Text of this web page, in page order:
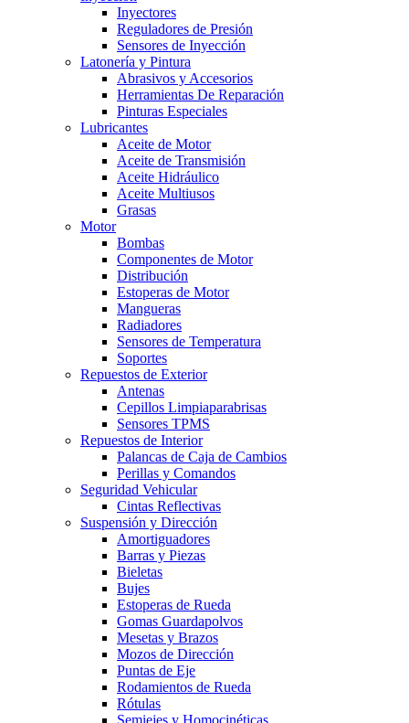
Inyectores
Reguladores de Presión
Sensores de Inyección
Latonería y Pintura
Abrasivos y Accesorios
Herramientas De Reparación
Pinturas Especiales
Lubricantes
Aceite de Motor
Aceite de Transmisión
Aceite Hidráulico
Aceite Multiusos
Grasas
Motor
Bombas
Componentes de Motor
Distribución
Estoperas de Motor
Mangueras
Radiadores
Sensores de Temperatura
Soportes
Repuestos de Exterior
Antenas
Cepillos Limpiaparabrisas
Sensores TPMS
Repuestos de Interior
Palancas de Caja de Cambios
Perillas y Comandos
Seguridad Vehicular
Cintas Reflectivas
Suspensión y Dirección
Amortiguadores
Barras y Piezas
Bieletas
Bujes
Estoperas de Rueda
Gomas Guardapolvos
Mesetas y Brazos
Mozos de Dirección
Puntas de Eje
Rodamientos de Rueda
Rótulas
Semiejes y Homocinéticas